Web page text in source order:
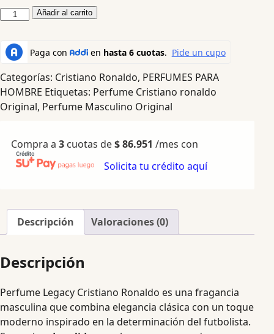
Añadir al carrito
Categorías: Cristiano Ronaldo, PERFUMES PARA
HOMBRE Etiquetas: Perfume Cristiano ronaldo
Original, Perfume Masculino Original
Compra a 3 cuotas de$86.951 /mes con
Solicita tu crédito aquí
Descripción Valoraciones (0)
Descripción
Perfume Legacy Cristiano Ronaldo es una fragancia
masculina que combina elegancia clásica con un toque
moderno inspirado en la determinación del futbolista.